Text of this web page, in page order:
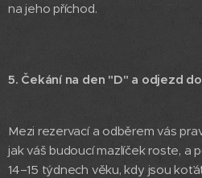
na jeho příchod.
5. Čekání na den "D" a odjezd
Mezi rezervací a odběrem vás
jak váš budoucí mazlíček roste, a
14–15 týdnech věku, kdy jsou